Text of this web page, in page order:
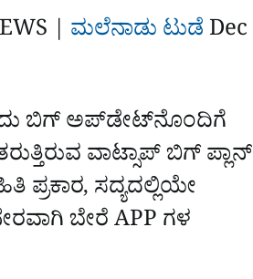
| ಮಲೆನಾಡು ಟುಡೆ Dec
ಬಿಗ್‌ ಅಪ್‌ಡೇಟ್‌ನೊಂದಿಗೆ
ವಾಟ್ಸಾಪ್‌ ಬಿಗ್‌ ಪ್ಲಾನ್‌
ಸದ್ಯದಲ್ಲಿಯೇ
ಬೇರೆ APP ಗಳ